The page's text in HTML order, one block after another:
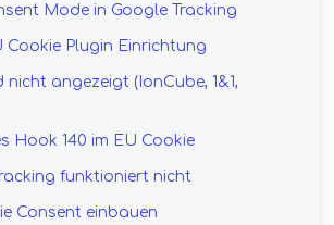
Mode in Google Tracking
Cookie Plugin Einrichtung
nicht angezeigt (IonCube, 1&1,
Hook 140 im EU Cookie
funktioniert nicht
Consent einbauen